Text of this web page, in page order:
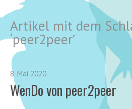
Artikel mit dem
‘peer2peer’
8. Mai 2020
WenDovon peer2peer